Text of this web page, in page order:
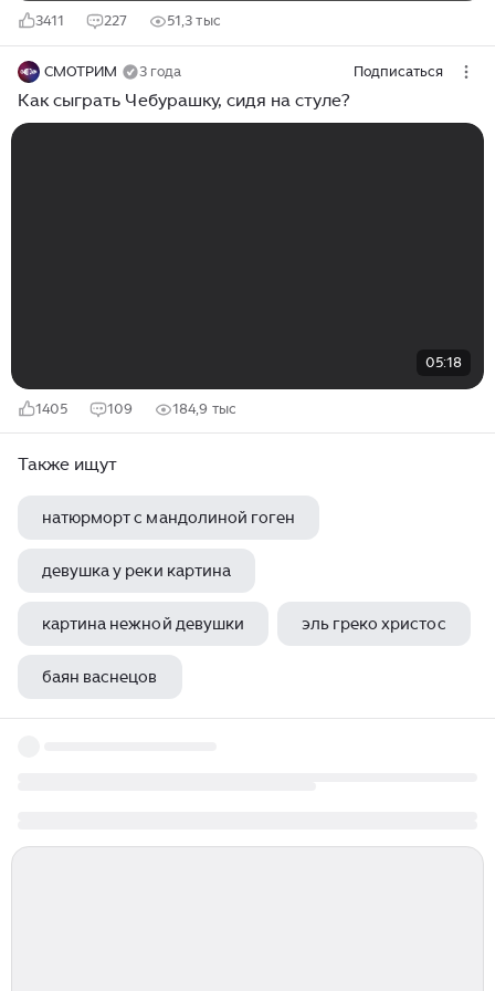
3411 227 51,3 тыс
СМОТРИМ 3 года Подписаться
Как сыграть Чебурашку, сидя на стуле?
05:18
1405 109 184,9 тыс
Также ищут
натюрморт с мандолиной гоген
девушка у реки картина
картина нежной девушки эль греко христос
баян васнецов